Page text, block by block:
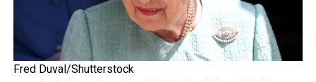
Fred Duval/Shutterstock